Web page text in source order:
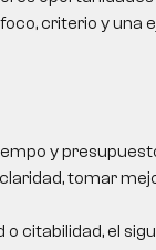
criterio y una
y
tomar
citabilidad, el